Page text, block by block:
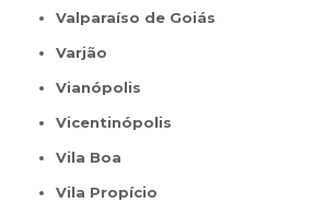
Valparaíso de Goiás
Varjão
Vianópolis
Vicentinópolis
Vila Boa
Vila Propício